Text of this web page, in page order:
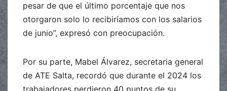
pesar de que el último porcentaje que nos
otorgaron solo lo recibiríamos con los salarios
de junio”, expresó con preocupación.
Por su parte, Mabel Álvarez, secretaria general
de ATE Salta, recordó que durante el 2024 los